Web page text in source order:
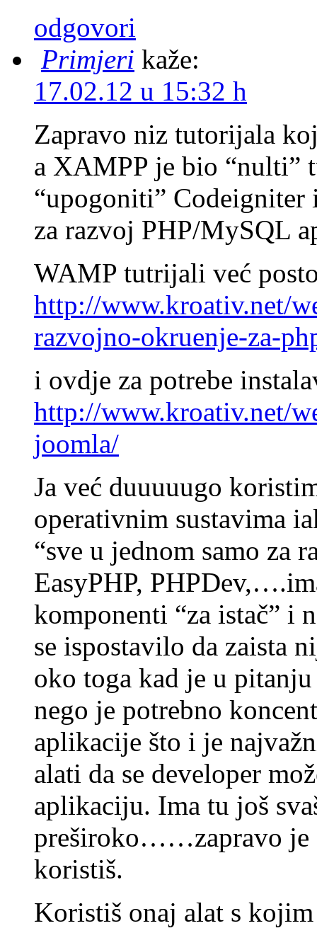
odgovori
Primjeri kaže:
17.02.12 u 15:32 h
Zapravo niz tutorijala
a XAMPP je bio “nulti”
“upogoniti” Codeigniter
za razvoj PHP/MySQL
WAMP tutrijali već
http://www.kroativ.net/
razvojno-okruenje-za-
i ovdje za potrebe
http://www.kroativ.net/
joomla/
Ja već duuuuugo
operativnim sustavima
“sve u jednom samo za
EasyPHP,
komponenti “za istač” i
se ispostavilo da zaista
oko toga kad je u
nego je potrebno
aplikacije što i je
alati da se developer
aplikaciju. Ima tu još
preširoko……zapravo je
koristiš.
Koristiš onaj alat s